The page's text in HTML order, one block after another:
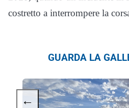
costretto a interrompere la
GUARDA LA
←